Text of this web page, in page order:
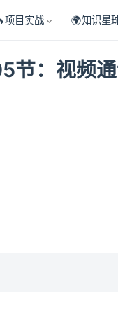
项目实战 🌍知识星
节：视频